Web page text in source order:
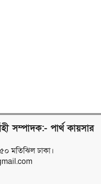
সম্পাদক:- পার্থ কায়সার
মতিঝিল ঢাকা।